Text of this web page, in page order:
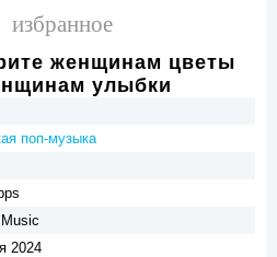
женщинам цветы
улыбки
поп-музыка
2024